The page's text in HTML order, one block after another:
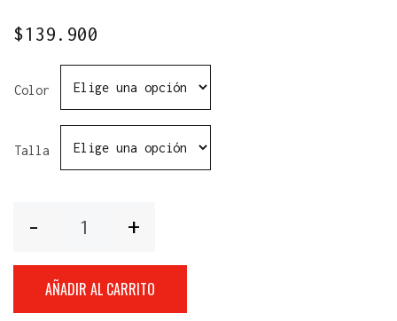
$139.900
Color
Talla
AÑADIR AL CARRITO